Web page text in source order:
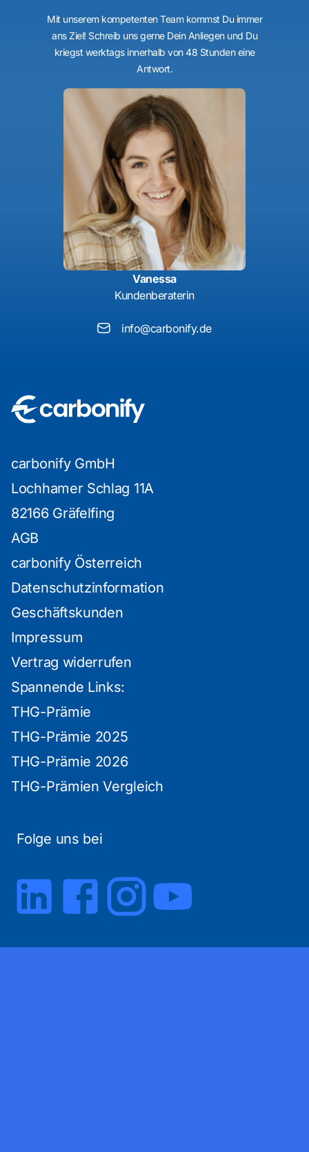
Mit unserem kompetenten Team kommst Du immer
ans Ziel! Schreib uns gerne Dein Anliegen und Du
kriegst werktags innerhalb von 48 Stunden eine
Antwort.
Vanessa
Kundenberaterin
info@carbonify.de
carbonify GmbH
Lochhamer Schlag 11A
82166 Gräfelfing
AGB
carbonify Österreich
Datenschutzinformation
Geschäftskunden
Impressum
Vertrag widerrufen
Spannende Links:
THG-Prämie
THG-Prämie 2025
THG-Prämie 2026
THG-Prämien Vergleich
Folge uns bei